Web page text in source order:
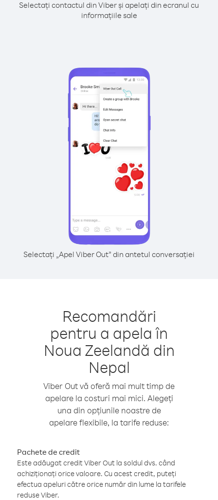
Selectați contactul din Viber și apelați din ecranul cu
informațiile sale
Selectați „Apel Viber Out” din antetul conversației
Recomandări
pentru a apela în
Noua Zeelandă din
Nepal
Viber Out vă oferă mai mult timp de
apelare la costuri mai mici. Alegeți
una din opțiunile noastre de
apelare flexibile, la tarife reduse:
Pachete de credit
Este adăugat credit Viber Out la soldul dvs. când
achiziționați orice valoare. Cu acest credit, puteți
efectua apeluri către orice număr din lume la tarifele
reduse Viber.